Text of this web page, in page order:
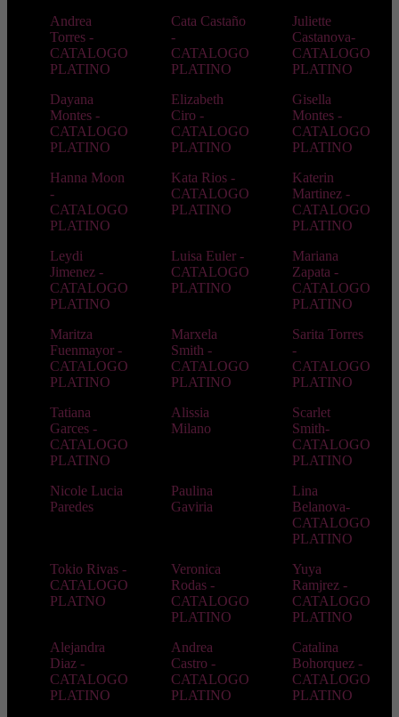
Andrea
Torres -
CATALOGO
PLATINO
Cata Castaño
-
CATALOGO
PLATINO
Juliette
Castanova-
CATALOGO
PLATINO
Dayana
Montes -
CATALOGO
PLATINO
Elizabeth
Ciro -
CATALOGO
PLATINO
Gisella
Montes -
CATALOGO
PLATINO
Hanna Moon
-
CATALOGO
PLATINO
Kata Rios -
CATALOGO
PLATINO
Katerin
Martinez -
CATALOGO
PLATINO
Leydi
Jimenez -
CATALOGO
PLATINO
Luisa Euler -
CATALOGO
PLATINO
Mariana
Zapata -
CATALOGO
PLATINO
Maritza
Fuenmayor -
CATALOGO
PLATINO
Marxela
Smith -
CATALOGO
PLATINO
Sarita Torres
-
CATALOGO
PLATINO
Tatiana
Garces -
CATALOGO
PLATINO
Alissia
Milano
Scarlet
Smith-
CATALOGO
PLATINO
Nicole Lucia
Paredes
Paulina
Gaviria
Lina
Belanova-
CATALOGO
PLATINO
Tokio Rivas -
CATALOGO
PLATNO
Veronica
Rodas -
CATALOGO
PLATINO
Yuya
Ramjrez -
CATALOGO
PLATINO
Alejandra
Diaz -
CATALOGO
PLATINO
Andrea
Castro -
CATALOGO
PLATINO
Catalina
Bohorquez -
CATALOGO
PLATINO